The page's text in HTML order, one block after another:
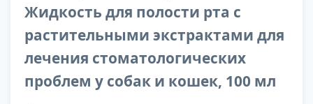
Жидкость для полости рта с
растительными экстрактами для
лечения стоматологических
проблем у собак и кошек, 100 мл